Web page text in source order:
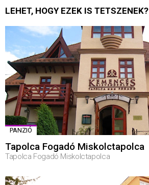
LEHET, HOGY EZEK IS TETSZENEK?
PANZIÓ
Tapolca Fogadó Miskolctapolca
Tapolca Fogadó Miskolctapolca